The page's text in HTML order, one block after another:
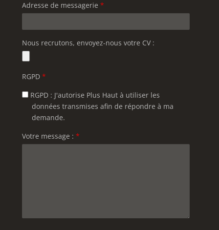
Adresse de messagerie *
Nous recrutons, envoyez-nous votre CV :
RGPD *
RGPD : J'autorise Plus Haut à utiliser les
données transmises afin de répondre à ma
demande.
Votre message : *